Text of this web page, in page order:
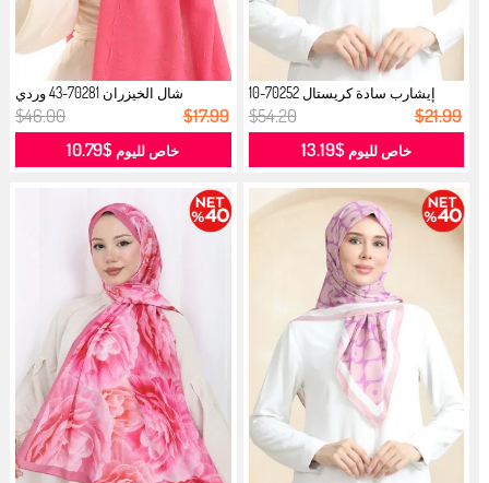
إيشارب سادة كريستال 70252-10
سلموني...
$54.20 $21.99
خاص لليوم$13.19
شال الخيزران 70281-43 وردي
سكري...
$46.00 $17.99
خاص لليوم $10.79